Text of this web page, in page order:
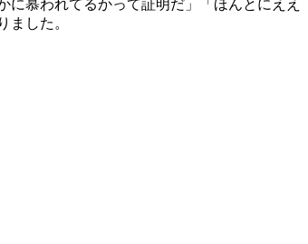
慕われてるかって証明だ」「ほんとにええ
ました。